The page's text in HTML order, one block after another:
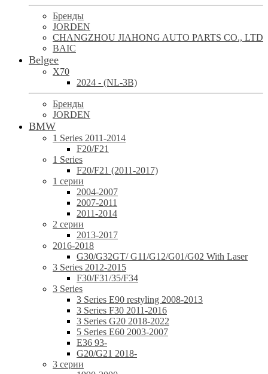
Бренды
JORDEN
CHANGZHOU JIAHONG AUTO PARTS CO., LTD
BAIC
Belgee
X70
2024 - (NL-3B)
Бренды
JORDEN
BMW
1 Series 2011-2014
F20/F21
1 Series
F20/F21 (2011-2017)
1 серии
2004-2007
2007-2011
2011-2014
2 серии
2013-2017
2016-2018
G30/G32GT/ G11/G12/G01/G02 With Laser
3 Series 2012-2015
F30/F31/35/F34
3 Series
3 Series E90 restyling 2008-2013
3 Series F30 2011-2016
3 Series G20 2018-2022
5 Series E60 2003-2007
E36 93-
G20/G21 2018-
3 серии